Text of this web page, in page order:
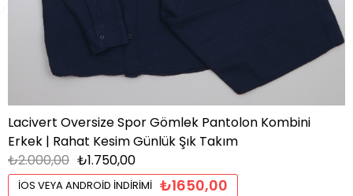
Lacivert Oversize Spor Gömlek Pantolon Kombini
Erkek | Rahat Kesim Günlük Şık Takım
₺2.000,00 ₺1.750,00
İOS VEYA ANDROID İNDIRIMI ₺1650,00